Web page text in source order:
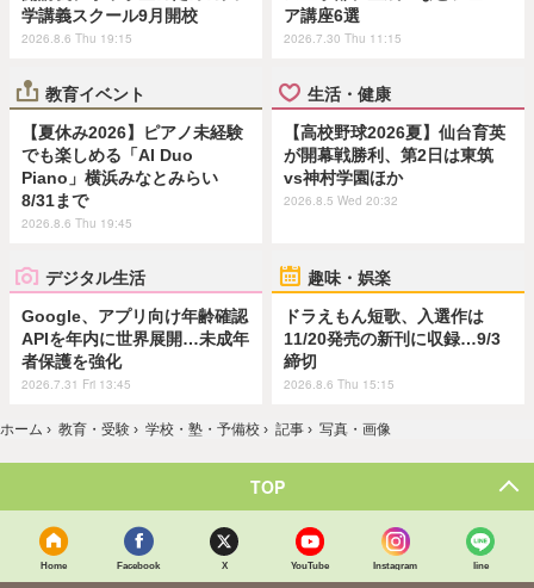
学講義スクール9月開校
2026.8.6 Thu 19:15
ア講座6選
2026.7.30 Thu 11:15
教育イベント
【夏休み2026】ピアノ未経験
でも楽しめる「AI Duo
Piano」横浜みなとみらい
8/31まで
2026.8.6 Thu 19:45
生活・健康
【高校野球2026夏】仙台育英
が開幕戦勝利、第2日は東筑
vs神村学園ほか
2026.8.5 Wed 20:32
デジタル生活
Google、アプリ向け年齢確認
APIを年内に世界展開…未成年
者保護を強化
2026.7.31 Fri 13:45
趣味・娯楽
ドラえもん短歌、入選作は
11/20発売の新刊に収録…9/3
締切
2026.8.6 Thu 15:15
ホーム › 教育・受験 › 学校・塾・予備校 › 記事 › 写真・画像
TOP
Home Facebook X YouTube Instagram line